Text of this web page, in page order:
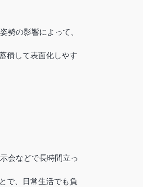
勢の影響によって、
積して表面化しやす
会などで長時間立っ
で、日常生活でも負